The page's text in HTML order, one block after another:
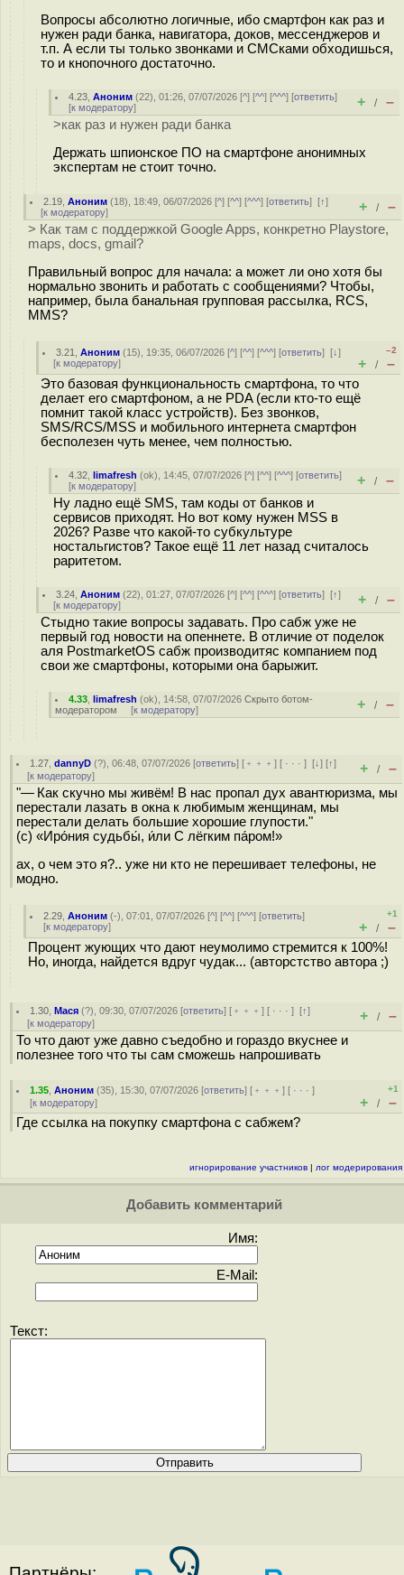
Вопросы абсолютно логичные, ибо смартфон как раз и
нужен ради банка, навигатора, доков, мессенджеров и
т.п. А если ты только звонками и СМСками обходишься,
то и кнопочного достаточно.
4.23 ,Аноним (22), 01:26, 07/07/2026 [^] [^^] [^^^] [ответить]
[к модератору] + / –
>как раз и нужен ради банка
Держать шпионское ПО на смартфоне анонимных
экспертам не стоит точно.
2.19 ,Аноним (18), 18:49, 06/07/2026 [^] [^^] [^^^] [ответить][↑]
[к модератору] + / –
> Как там с поддержкой Google Apps, конкретно Playstore,
maps, docs, gmail?
Правильный вопрос для начала: а может ли оно хотя бы
нормально звонить и работать с сообщениями? Чтобы,
например, была банальная групповая рассылка, RCS,
MMS?
3.21 ,Аноним (15), 19:35, 06/07/2026 [^] [^^] [^^^] [ответить][↓]
[к модератору]
–2
+ / –
Это базовая функциональность смартфона, то что
делает его смартфоном, а не PDA (если кто-то ещё
помнит такой класс устройств). Без звонков,
SMS/RCS/MSS и мобильного интернета смартфон
бесполезен чуть менее, чем полностью.
4.32 ,limafresh (ok), 14:45, 07/07/2026 [^] [^^] [^^^] [ответить]
[к модератору] + / –
Ну ладно ещё SMS, там коды от банков и
сервисов приходят. Но вот кому нужен MSS в
2026? Разве что какой-то субкультуре
ностальгистов? Такое ещё 11 лет назад считалось
раритетом.
3.24 ,Аноним (22), 01:27, 07/07/2026 [^] [^^] [^^^] [ответить][↑]
[к модератору] + / –
Стыдно такие вопросы задавать. Про сабж уже не
первый год новости на опеннете. В отличие от поделок
аля PostmarketOS сабж производитяс компанием под
свои же смартфоны, которыми она барыжит.
4.33 ,limafresh (ok), 14:58, 07/07/2026Скрыто ботом-
модератором [к модератору] + / –
1.27 ,dannyD (?), 06:48, 07/07/2026 [ответить] [ ﹢﹢﹢] [ · · ·][↓] [↑]
[к модератору] + / –
"— Как скучно мы живём! В нас пропал дух авантюризма, мы
перестали лазать в окна к любимым женщинам, мы
перестали делать большие хорошие глупости."
(c) «Иро́ния судьбы́, и́ли С лёгким па́ром!»
ах, о чем это я?.. уже ни кто не перешивает телефоны, не
модно.
2.29 ,Аноним (-), 07:01, 07/07/2026 [^] [^^] [^^^] [ответить]
[к модератору]
+1
+ / –
Процент жующих что дают неумолимо стремится к 100%!
Но, иногда, найдется вдруг чудак... (авторстство автора ;)
1.30 ,Мася (?), 09:30, 07/07/2026 [ответить] [ ﹢﹢﹢] [ · · ·][↑]
[к модератору] + / –
То что дают уже давно съедобно и гораздо вкуснее и
полезнее того что ты сам сможешь напрошивать
1.35 ,Аноним (35), 15:30, 07/07/2026 [ответить] [ ﹢﹢﹢] [ · · ·]
[к модератору]
+1
+ / –
Где ссылка на покупку смартфона с сабжем?
игнорирование участников | лог модерирования
Добавить комментарий
Имя:
E-Mail:
Текст: